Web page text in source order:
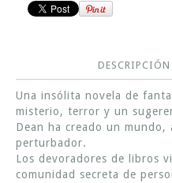
Una insólita novela de
misterio, terror y un
Dean ha creado un
perturbador.
Los devoradores de libros
comunidad secreta de